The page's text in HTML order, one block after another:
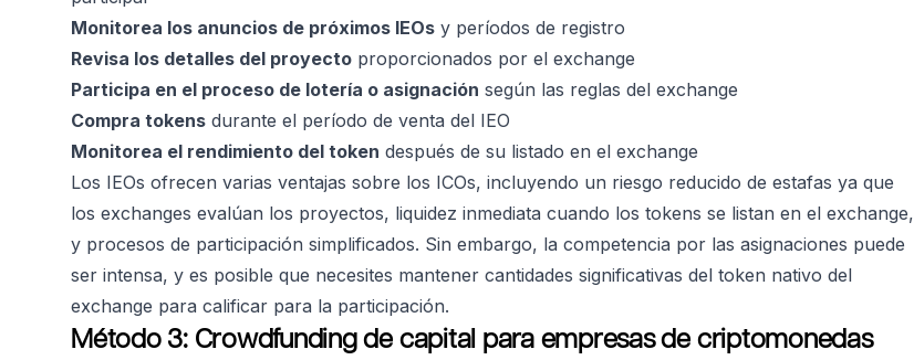
Monitorea los anuncios de próximos IEOs y períodos de registro
Revisa los detalles del proyecto proporcionados por el exchange
Participa en el proceso de lotería o asignación según las reglas del exchange
Compra tokens durante el período de venta del IEO
Monitorea el rendimiento del token después de su listado en el exchange
Los IEOs ofrecen varias ventajas sobre los ICOs, incluyendo un riesgo reducido de estafas ya que
los exchanges evalúan los proyectos, liquidez inmediata cuando los tokens se listan en el exchange,
y procesos de participación simplificados. Sin embargo, la competencia por las asignaciones puede
ser intensa, y es posible que necesites mantener cantidades significativas del token nativo del
exchange para calificar para la participación.
Método 3: Crowdfunding de capital para empresas de criptomonedas